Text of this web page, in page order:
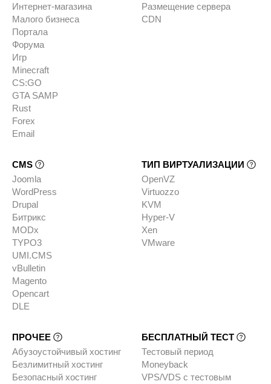
Интернет-магазина
Малого бизнеса
Портала
Форума
Игр
Minecraft
CS:GO
GTA SAMP
Rust
Forex
Email
Размещение сервера
CDN
CMS
Joomla
WordPress
Drupal
Битрикс
MODx
TYPO3
UMI.CMS
vBulletin
Magento
Opencart
DLE
ТИП ВИРТУАЛИЗАЦИИ
OpenVZ
Virtuozzo
KVM
Hyper-V
Xen
VMware
ПРОЧЕЕ
Абузоустойчивый хостинг
Безлимитный хостинг
Безопасный хостинг
БЕСПЛАТНЫЙ ТЕСТ
Тестовый период
Moneyback
VPS/VDS с тестовым